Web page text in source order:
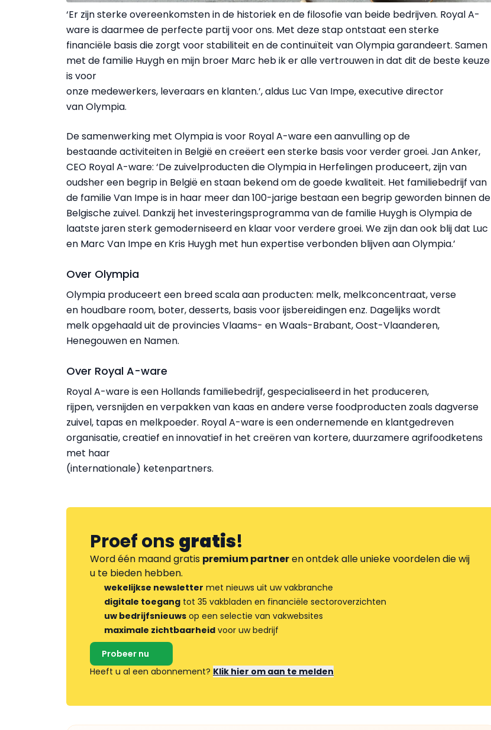
‘Er zijn sterke overeenkomsten in de historiek en de filosofie van beide bedrijven. Royal A-
ware is daarmee de perfecte partij voor ons. Met deze stap ontstaat een sterke
financiële basis die zorgt voor stabiliteit en de continuïteit van Olympia garandeert. Samen
met de familie Huygh en mijn broer Marc heb ik er alle vertrouwen in dat dit de beste keuze
is voor
onze medewerkers, leveraars en klanten.’, aldus Luc Van Impe, executive director
van Olympia.
De samenwerking met Olympia is voor Royal A-ware een aanvulling op de
bestaande activiteiten in België en creëert een sterke basis voor verder groei. Jan Anker,
CEO Royal A-ware: ‘De zuivelproducten die Olympia in Herfelingen produceert, zijn van
oudsher een begrip in België en staan bekend om de goede kwaliteit. Het familiebedrijf van
de familie Van Impe is in haar meer dan 100-jarige bestaan een begrip geworden binnen de
Belgische zuivel. Dankzij het investeringsprogramma van de familie Huygh is Olympia de
laatste jaren sterk gemoderniseerd en klaar voor verdere groei. We zijn dan ook blij dat Luc
en Marc Van Impe en Kris Huygh met hun expertise verbonden blijven aan Olympia.’
Over Olympia
Olympia produceert een breed scala aan producten: melk, melkconcentraat, verse
en houdbare room, boter, desserts, basis voor ijsbereidingen enz. Dagelijks wordt
melk opgehaald uit de provincies Vlaams- en Waals-Brabant, Oost-Vlaanderen,
Henegouwen en Namen.
Over Royal A-ware
Royal A-ware is een Hollands familiebedrijf, gespecialiseerd in het produceren,
rijpen, versnijden en verpakken van kaas en andere verse foodproducten zoals dagverse
zuivel, tapas en melkpoeder. Royal A-ware is een ondernemende en klantgedreven
organisatie, creatief en innovatief in het creëren van kortere, duurzamere agrifoodketens
met haar
(internationale) ketenpartners.
Proef onsgratis!
Word één maand gratis premium partneren ontdek alle unieke voordelen die wij
u te bieden hebben.
wekelijkse newsletter met nieuws uit uw vakbranche
digitale toegang tot 35 vakbladen en financiële sectoroverzichten
uw bedrijfsnieuws op een selectie van vakwebsites
maximale zichtbaarheid voor uw bedrijf
Probeer nu
Heeft u al een abonnement? Klik hier om aan te melden